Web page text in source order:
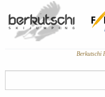
Berkutschi